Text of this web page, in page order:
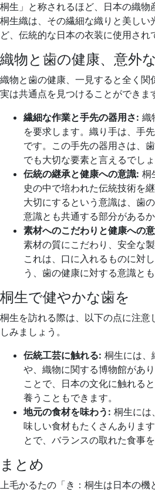
桐生」と称されるほど、日本の織物
桐生織は、その繊細な織りと美しい
ど、伝統的な日本の衣装に使用され
織物と歯の健康、意外
織物と歯の健康、一見すると全く関
実は共通点を見つけることができま
繊細な作業と手先の器用さ: 織
を要求します。織り手は、手
です。この手先の器用さは、
でも大切な要素と言えるでしょ
伝統の継承と健康への意識: 桐
史の中で培われた伝統技術を
大切にするという意識は、歯
意識とも共通する部分があるか
素材へのこだわりと健康への
素材の質にこだわり、安全な
これは、口に入れるものに対
う、歯の健康に対する意識と
桐生で健やかな歯を
桐生を訪れる際は、以下の点に注意
しみましょう。
伝統工芸に触れる: 桐生には、
や、織物に関する博物館があ
ことで、日本の文化に触れる
養うこともできます。
地元の食材を味わう: 桐生には
味しい食材もたくさんありま
とで、バランスの取れた食事
まとめ
上毛かるたの「き：桐生は日本の機